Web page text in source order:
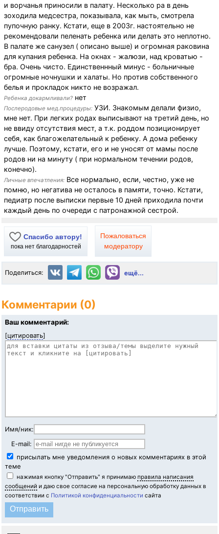
и ворчанья приносили в палату. Несколько ра в день
зоходила медсестра, показывала, как мыть, смотрела
пупочную ранку. Кстати, еще в 2003г. настоятельно не
рекомендовали пеленать ребенка или делать это неплотно.
В палате же санузел ( описано выше) и огромная раковина
для купания ребенка. На окнах - жалюзи, над кроватью -
бра. Очень чисто. Единственнный минус - больничные
огромные ночнушки и халаты. Но против собственного
белья и прокладок никто не возражал.
Ребенка докармливали? нет
Послеродовые мед.процедуры: УЗИ. Знакомым делали физио,
мне нет. При легких родах выписывают на третий день, но
не ввиду отсутствия мест, а т.к. роддом позиционирует
себя, как благожелательный к ребенку. А дома ребенку
лучше. Поэтому, кстати, его и не уносят от мамы после
родов ни на минуту ( при нормальном течении родов,
конечно).
Личные впечатления: Все нормально, если, честно, уже не
помню, но негатива не осталось в памяти, точно. Кстати,
педиатр после выписки первые 10 дней приходила почти
каждый день по очереди с патронажной сестрой.
Спасибо автору!
пока нет благодарностей
Пожаловаться
модератору
Поделиться: ещё...
Комментарии (0)
Ваш комментарий:
[цитировать]
Имя/ник:
E-mail:
присылать мне уведомления о новых комментариях в этой
теме
нажимая кнопку "Отправить" я принимаю правила написания
сообщений и даю свое согласие на персональную обработку данных в
соответствии с Политикой конфиденциальности сайта